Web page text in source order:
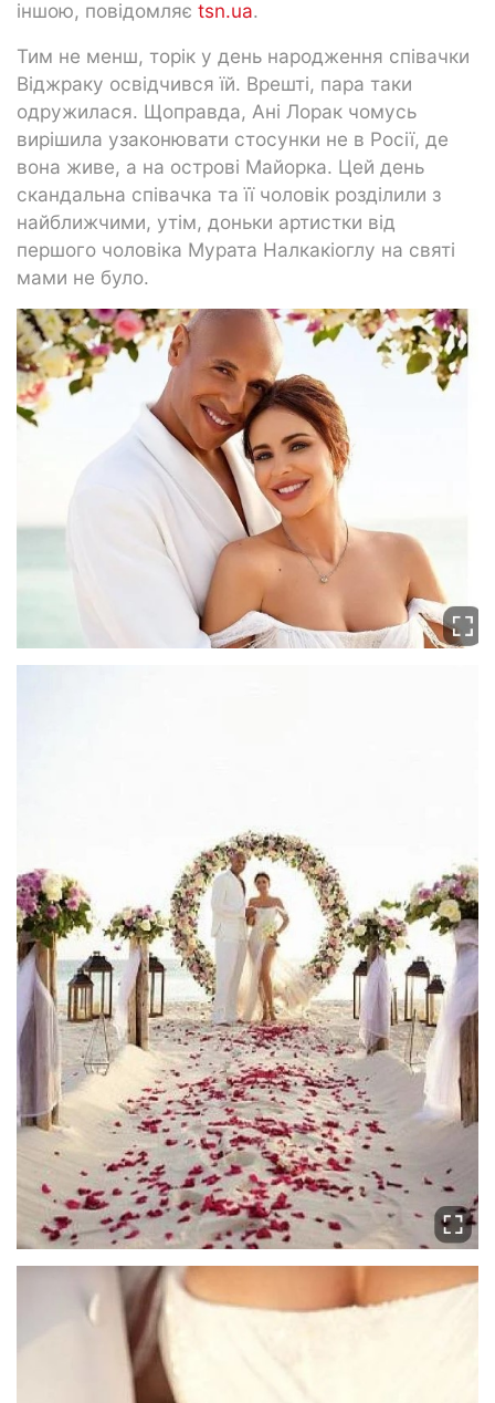
іншою, повідомляє tsn.ua.
Тим не менш, торік у день народження співачки
Віджраку освідчився їй. Врешті, пара таки
одружилася. Щоправда, Ані Лорак чомусь
вирішила узаконювати стосунки не в Росії, де
вона живе, а на острові Майорка. Цей день
скандальна співачка та її чоловік розділили з
найближчими, утім, доньки артистки від
першого чоловіка Мурата Налкакіоглу на святі
мами не було.